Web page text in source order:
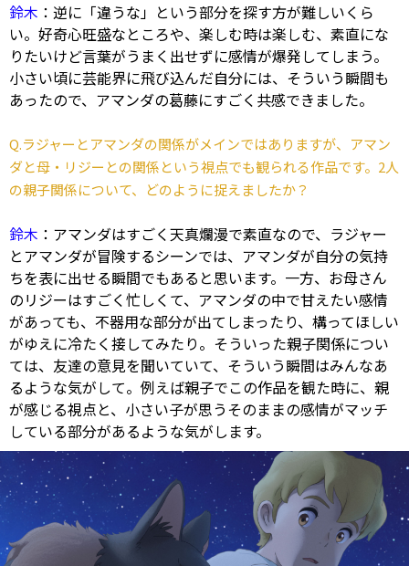
鈴木 ：逆に「違うな」という部分を探す方が難しいくら
い。好奇心旺盛なところや、楽しむ時は楽しむ、素直にな
りたいけど言葉がうまく出せずに感情が爆発してしまう。
小さい頃に芸能界に飛び込んだ自分には、そういう瞬間も
あったので、アマンダの葛藤にすごく共感できました。
Q.ラジャーとアマンダの関係がメインではありますが、アマン
ダと母・リジーとの関係という視点でも観られる作品です。2人
の親子関係について、どのように捉えましたか？
鈴木 ：アマンダはすごく天真爛漫で素直なので、ラジャー
とアマンダが冒険するシーンでは、アマンダが自分の気持
ちを表に出せる瞬間でもあると思います。一方、お母さん
のリジーはすごく忙しくて、アマンダの中で甘えたい感情
があっても、不器用な部分が出てしまったり、構ってほしい
がゆえに冷たく接してみたり。そういった親子関係につい
ては、友達の意見を聞いていて、そういう瞬間はみんなあ
るような気がして。例えば親子でこの作品を観た時に、親
が感じる視点と、小さい子が思うそのままの感情がマッチ
している部分があるような気がします。